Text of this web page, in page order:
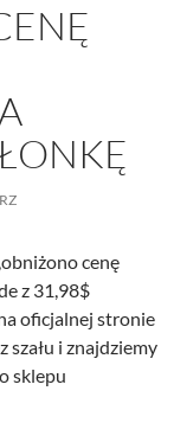
cenę
z 31,98$
oficjalnej stronie
szału i znajdziemy
sklepu